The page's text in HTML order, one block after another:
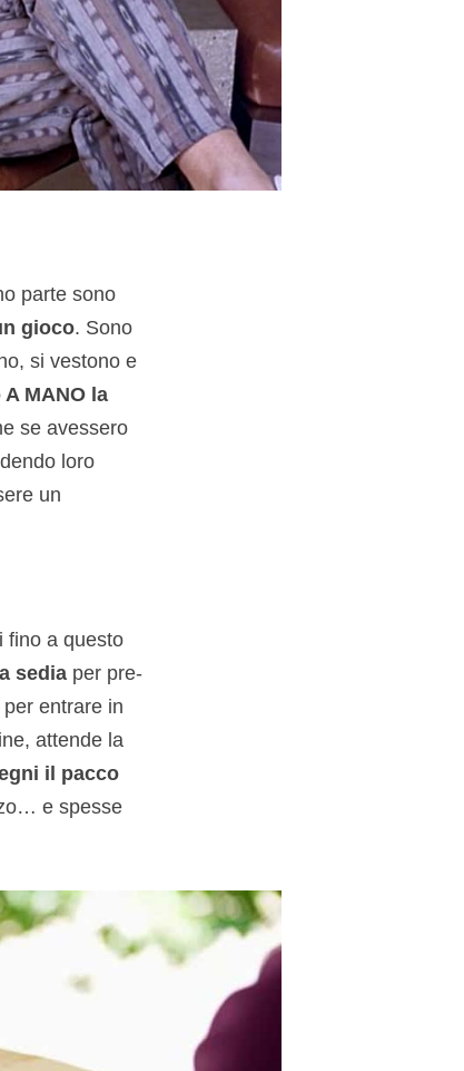
parte sono
gioco. Sono
si vestono e
MANO la
se avessero
loro
un
fino a questo
sediaper pre-
entrare in
attende la
il pacco
e spesse